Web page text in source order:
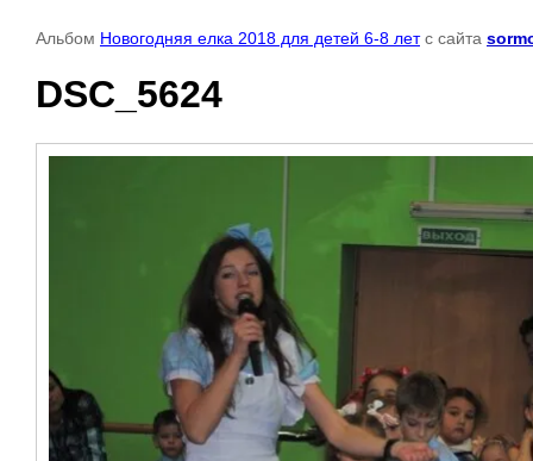
Альбом Новогодняя елка 2018 для детей 6-8 летс сайта
DSC_5624